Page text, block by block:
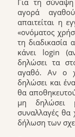
Για τη
αγορά
απαιτείται η
«ονόματος
τη διαδικασία
κάνει login
δηλώσει τα
αγαθό. Αν ο
δηλώσει και
θα
μη δηλώσει
συναλλαγές θα
δήλωση των